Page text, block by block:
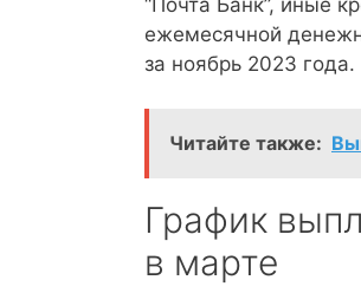
ежемесячной
за ноябрь 2023 года.
Читайте также:
График
в марте